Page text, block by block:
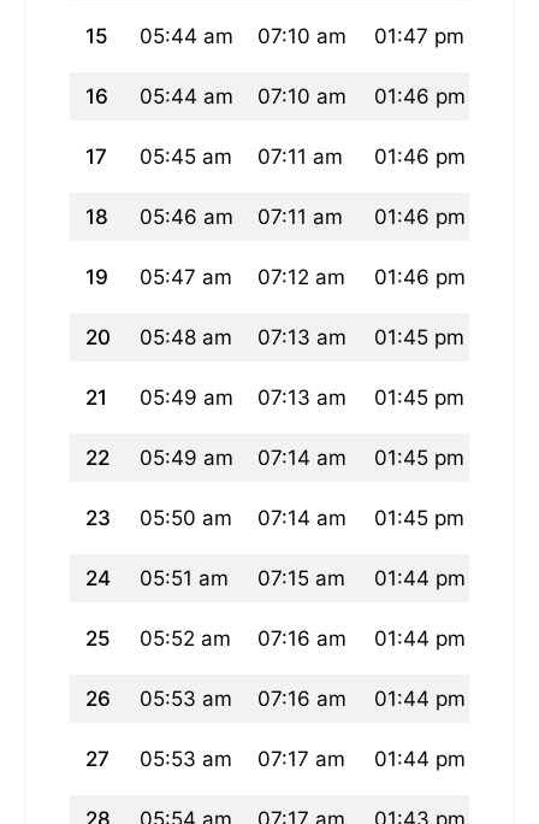
15 05:44 am 07:10 am 01:47 pm
16 05:44 am 07:10 am 01:46 pm
17 05:45 am 07:11 am 01:46 pm
18 05:46 am 07:11 am 01:46 pm
19 05:47 am 07:12 am 01:46 pm
20 05:48 am 07:13 am 01:45 pm
21 05:49 am 07:13 am 01:45 pm
22 05:49 am 07:14 am 01:45 pm
23 05:50 am 07:14 am 01:45 pm
24 05:51 am 07:15 am 01:44 pm
25 05:52 am 07:16 am 01:44 pm
26 05:53 am 07:16 am 01:44 pm
27 05:53 am 07:17 am 01:44 pm